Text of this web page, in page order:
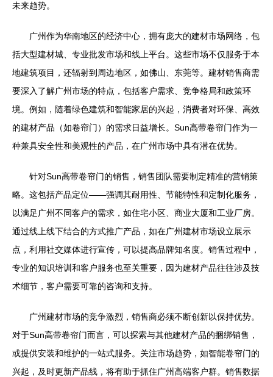
未来趋势。
广州作为华南地区的经济中心，拥有庞大的建材市场网络，包
括大型建材城、专业批发市场和线上平台。这些市场不仅服务于本
地建筑项目，还辐射到周边地区，如佛山、东莞等。建材销售商需
要深入了解广州市场的特点，包括客户需求、竞争格局和政策环
境。例如，随着绿色建筑和智能家居的兴起，消费者对环保、高效
的建材产品（如卷帘门）的需求日益增长。Sun高带卷帘门作为一
种兼具安全性和美观性的产品，在广州市场中具有潜在优势。
针对Sun高带卷帘门的销售，销售团队需要制定精准的营销策
略。这包括产品定位——强调其耐用性、节能特性和定制化服务，
以满足广州不同客户的需求，如住宅小区、商业大厦和工业厂房。
通过线上线下结合的方式推广产品，如在广州建材市场设立展示
点，利用社交媒体进行宣传，可以提高品牌知名度。销售过程中，
专业的知识培训和客户服务也至关重要，因为建材产品往往涉及技
术细节，客户需要可靠的咨询和支持。
广州建材市场的竞争激烈，销售商必须不断创新以保持优势。
对于Sun高带卷帘门而言，可以探索与其他建材产品的捆绑销售，
或提供安装和维护的一站式服务。关注市场趋势，如智能卷帘门的
兴起，及时更新产品线，将有助于抓住广州高端客户群。销售数据